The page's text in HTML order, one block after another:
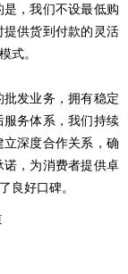
，我们不设最低购
供货到付款的灵活
式。
发业务，拥有稳定
务体系，我们持续
深度合作关系，确
，为消费者提供卓
良好口碑。